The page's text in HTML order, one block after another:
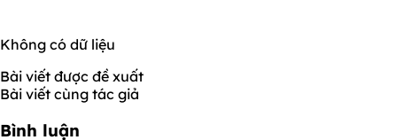
Không có dữ liệu
Bài viết được đề xuất
Bài viết cùng tác giả
Bình luận